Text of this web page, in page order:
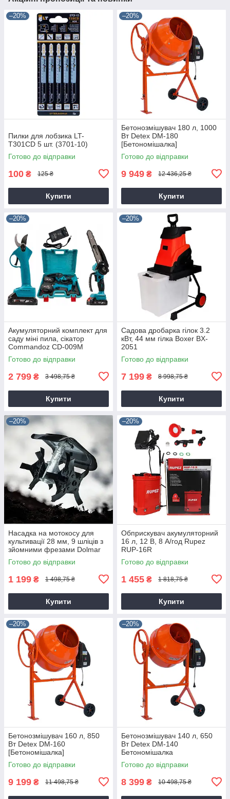
–20%
Пилки для лобзика LT-
T301CD 5 шт. (3701-10)
Готово до відправки
100 ₴ 125 ₴
Купити
–20%
Бетонозмішувач 180 л, 1000
Вт Detex DM-180
[Бетономішалка]
Готово до відправки
9 949 ₴ 12 436,25 ₴
Купити
–20%
Акумуляторний комплект для
саду міні пила, сікатор
Commandoz CD-009M
Готово до відправки
2 799 ₴ 3 498,75 ₴
Купити
–20%
Садова дробарка гілок 3.2
кВт, 44 мм гілка Boxer BX-
2051
Готово до відправки
7 199 ₴ 8 998,75 ₴
Купити
–20%
Насадка на мотокосу для
культивації 28 мм, 9 шліців з
зйомними фрезами Dolmar
9T28
Готово до відправки
1 199 ₴ 1 498,75 ₴
Купити
–20%
Обприскувач акумуляторний
16 л, 12 В, 8 А/год Rupez
RUP-16R
Готово до відправки
1 455 ₴ 1 818,75 ₴
Купити
–20%
Бетонозмішувач 160 л, 850
Вт Detex DM-160
[Бетономішалка]
Готово до відправки
9 199 ₴ 11 498,75 ₴
–20%
Бетонозмішувач 140 л, 650
Вт Detex DM-140
Бетономішалка
Готово до відправки
8 399 ₴ 10 498,75 ₴